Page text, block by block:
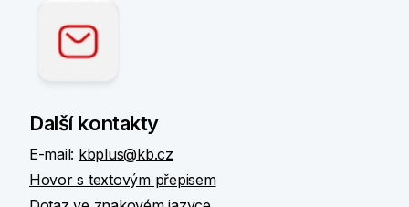
Další kontakty
E-mail: kbplus@kb.cz
Hovor s textovým přepisem